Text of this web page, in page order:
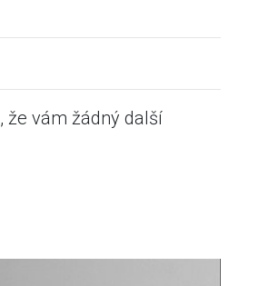
že vám žádný další